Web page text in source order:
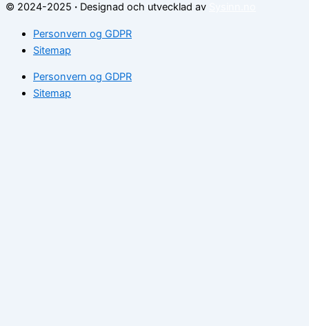
© 2024-2025 · Designad och utvecklad av
Personvern og GDPR
Sitemap
Personvern og GDPR
Sitemap